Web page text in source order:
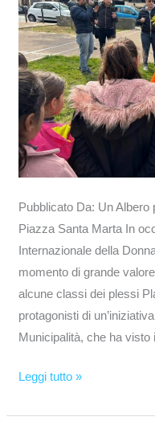
Pubblicato Da: Un
Piazza Santa Marta In
Internazionale della
momento di grande
alcune classi dei plessi
protagonisti di
Municipalità, che ha
Piazza
Santa
Marta
Leggi tutto »